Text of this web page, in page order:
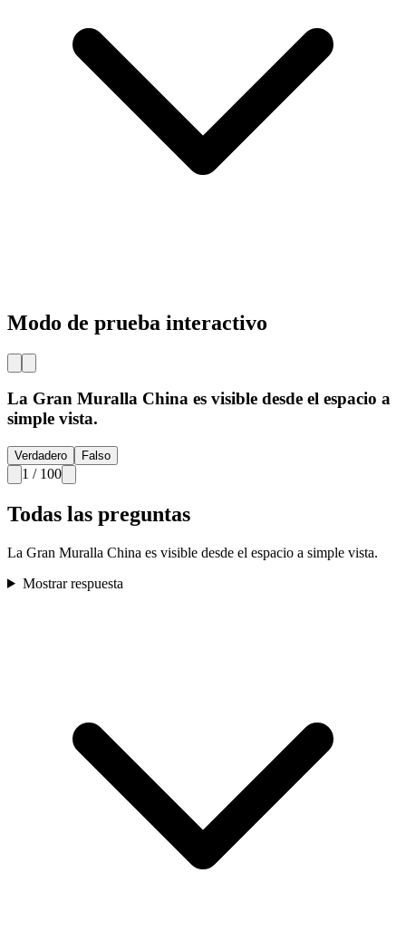
Modo de prueba interactivo
La Gran Muralla China es visible desde el espacio a
simple vista.
Verdadero Falso
1 / 100
Todas las preguntas
La Gran Muralla China es visible desde el espacio a simple vista.
Mostrar respuesta